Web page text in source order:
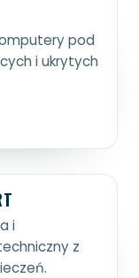
pod
i ukrytych
i
z